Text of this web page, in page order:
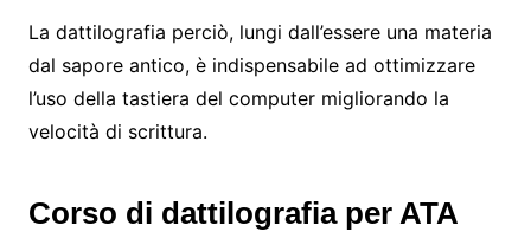
La dattilografia perciò, lungi dall’essere una materia
dal sapore antico, è indispensabile ad ottimizzare
l’uso della tastiera del computer migliorando la
velocità di scrittura.
Corso di dattilografia per ATA